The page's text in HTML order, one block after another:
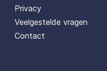
Privacy
Veelgestelde vragen
Contact